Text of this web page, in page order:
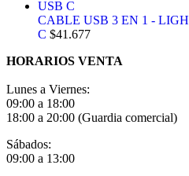
CABLE USB 3 EN 1 -
C $41.677
HORARIOS VENTA
Lunes a Viernes:
09:00 a 18:00
18:00 a 20:00 (Guardia comercial)
Sábados:
09:00 a 13:00